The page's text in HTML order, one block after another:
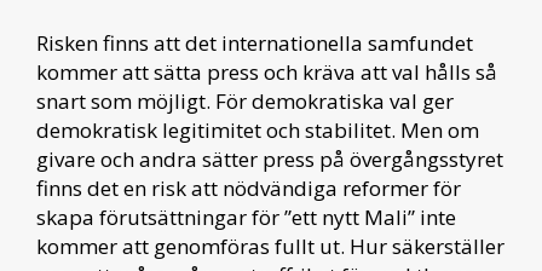
Risken finns att det internationella samfundet
kommer att sätta press och kräva att val hålls så
snart som möjligt. För demokratiska val ger
demokratisk legitimitet och stabilitet. Men om
givare och andra sätter press på övergångsstyret
finns det en risk att nödvändiga reformer för
skapa förutsättningar för ”ett nytt Mali” inte
kommer att genomföras fullt ut. Hur säkerställer